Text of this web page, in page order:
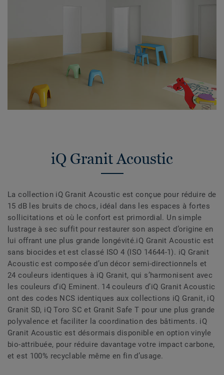
iQ Granit Acoustic
La collection iQ Granit Acoustic est conçue pour réduire de
15 dB les bruits de chocs, idéal dans les espaces à fortes
sollicitations et où le confort est primordial. Un simple
lustrage à sec suffit pour restaurer son aspect d’origine en
lui offrant une plus grande longévité.iQ Granit Acoustic est
sans biocides et est classé ISO 4 (ISO 14644-1). iQ Granit
Acoustic est composée d’un décor semi-directionnels et
24 couleurs identiques à iQ Granit, qui s’harmonisent avec
les couleurs d’iQ Eminent. 14 couleurs d’iQ Granit Acoustic
ont des codes NCS identiques aux collections iQ Granit, iQ
Granit SD, iQ Toro SC et Granit Safe T pour une plus grande
polyvalence et faciliter la coordination des bâtiments. iQ
Granit Acoustic est désormais disponible en option vinyle
bio-attribuée, pour réduire davantage votre impact carbone,
et est 100% recyclable même en fin d’usage.